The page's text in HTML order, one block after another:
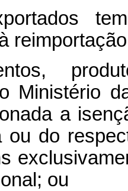
Ministério
a
ou do
ou